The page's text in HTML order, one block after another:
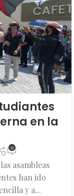
en la
0
asambleas
han ido
y a...